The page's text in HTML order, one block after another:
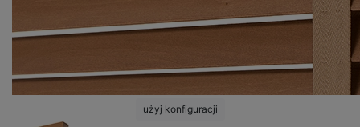
użyj konfiguracji